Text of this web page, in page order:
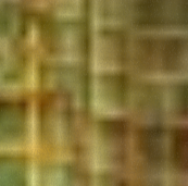
Questo sito web
“Questo sito web
fine di fornire
personalizzati.
il banner verrà